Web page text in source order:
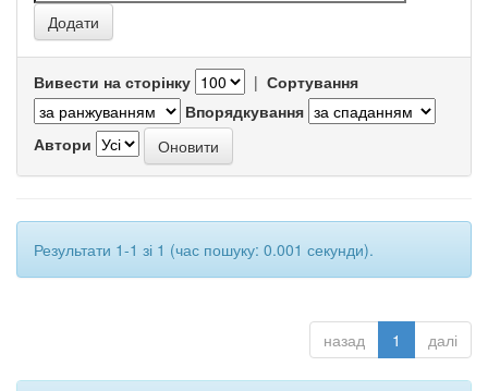
Вивести на сторінку | Сортування
Впорядкування
Автори
Результати 1-1 зі 1 (час пошуку: 0.001 секунди).
назад 1 далі